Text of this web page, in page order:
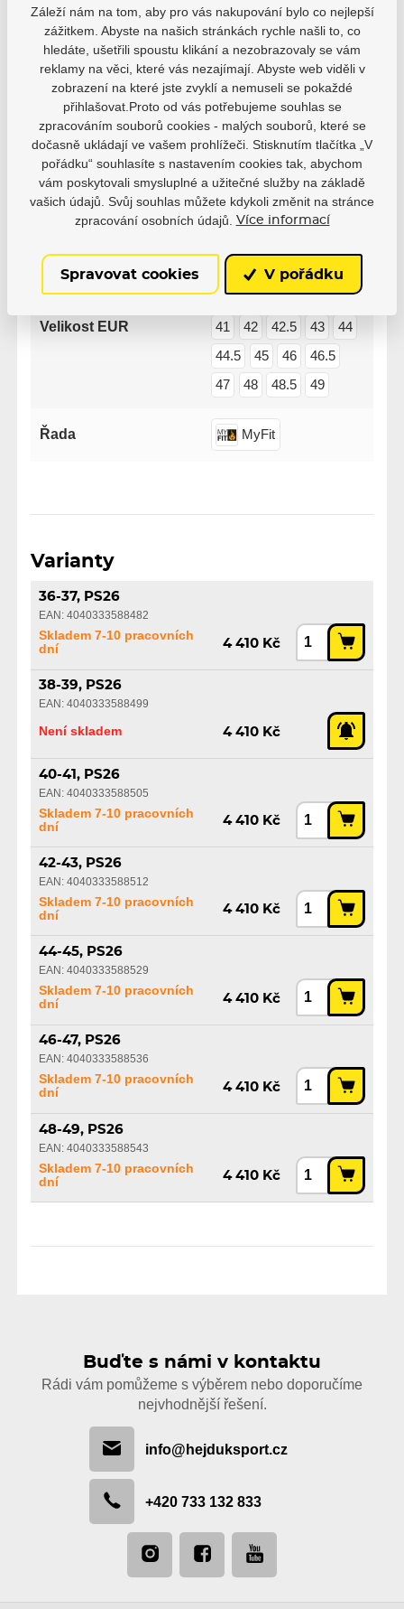
2
0
Parametry
Výrobce Powerslide
Velikost EUR
36.5 37
38
38.5
39 40
40.5
41
42 42.5 43
44
44.5
45 46
46.5
47
48 48.5 49
Řada MyFit
Varianty
36-37, PS26
EAN: 4040333588482
Skladem 7-10 pracovních
dní
4 410 Kč
38-39, PS26
EAN: 4040333588499
Není skladem 4 410 Kč
40-41, PS26
EAN: 4040333588505
Skladem 7-10 pracovních
dní
4 410 Kč
42-43, PS26
EAN: 4040333588512
Skladem 7-10 pracovních
dní
4 410 Kč
44-45, PS26
EAN: 4040333588529
Skladem 7-10 pracovních
dní
4 410 Kč
46-47, PS26
EAN: 4040333588536
Skladem 7-10 pracovních
dní
4 410 Kč
48-49, PS26
EAN: 4040333588543
Skladem 7-10 pracovních
dní
4 410 Kč
Buďte s námi v kontaktu
Rádi vám pomůžeme s výběrem nebo doporučíme
nejvhodnější řešení.
info@hejduksport.cz
+420 733 132 833
Záleží nám na tom, aby pro vás nakupování bylo co nejlepší
zážitkem. Abyste na našich stránkách rychle našli to, co
hledáte, ušetřili spoustu klikání a nezobrazovaly se vám
reklamy na věci, které vás nezajímají. Abyste web viděli v
zobrazení na které jste zvyklí a nemuseli se pokaždé
přihlašovat.Proto od vás potřebujeme souhlas se
zpracováním souborů cookies - malých souborů, které se
dočasně ukládají ve vašem prohlížeči. Stisknutím tlačítka „V
pořádku“ souhlasíte s nastavením cookies tak, abychom
vám poskytovali smysluplné a užitečné služby na základě
vašich údajů. Svůj souhlas můžete kdykoli změnit na stránce
zpracování osobních údajů.
Více informací
Spravovat cookies V pořádku